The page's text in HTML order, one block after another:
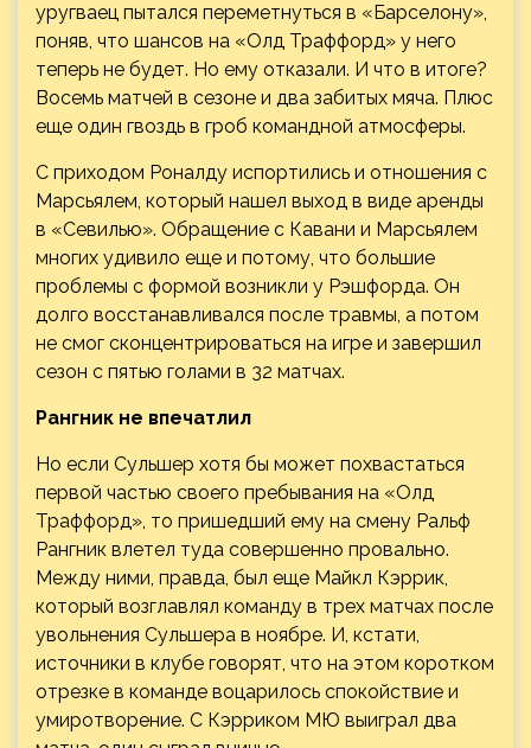
уругваец пытался переметнуться в «Барселону»,
поняв, что шансов на «Олд Траффорд» у него
теперь не будет. Но ему отказали. И что в итоге?
Восемь матчей в сезоне и два забитых мяча. Плюс
еще один гвоздь в гроб командной атмосферы.
С приходом Роналду испортились и отношения с
Марсьялем, который нашел выход в виде аренды
в «Севилью». Обращение с Кавани и Марсьялем
многих удивило еще и потому, что большие
проблемы с формой возникли у Рэшфорда. Он
долго восстанавливался после травмы, а потом
не смог сконцентрироваться на игре и завершил
сезон с пятью голами в 32 матчах.
Рангник не впечатлил
Но если Сульшер хотя бы может похвастаться
первой частью своего пребывания на «Олд
Траффорд», то пришедший ему на смену Ральф
Рангник влетел туда совершенно провально.
Между ними, правда, был еще Майкл Кэррик,
который возглавлял команду в трех матчах после
увольнения Сульшера в ноябре. И, кстати,
источники в клубе говорят, что на этом коротком
отрезке в команде воцарилось спокойствие и
умиротворение. С Кэрриком МЮ выиграл два